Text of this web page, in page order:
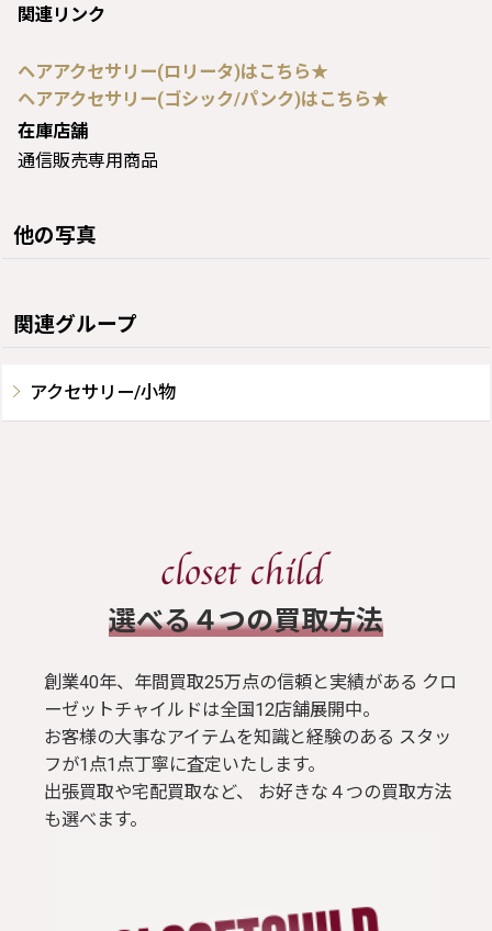
関連リンク
ヘアアクセサリー(ロリータ)はこちら★
ヘアアクセサリー(ゴシック/パンク)はこちら★
在庫店舗
通信販売専用商品
他の写真
関連グループ
アクセサリー/小物
​選べる４つの買取方法
創業40年、年間買取25万点の信頼と実績がある クロ
ーゼットチャイルドは全国12店舗展開中。
お客様の大事なアイテムを知識と経験のある スタッ
フが1点1点丁寧に査定いたします。
出張買取や宅配買取など、 お好きな４つの買取方法
も選べます。